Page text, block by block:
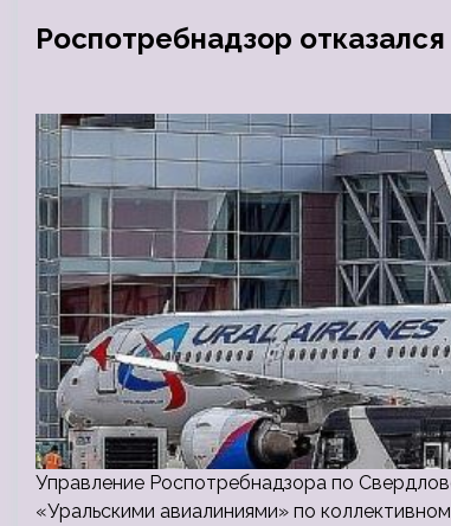
Роспотребнадзор
Управление Роспотребнадзора по
«Уральскими авиалиниями» по